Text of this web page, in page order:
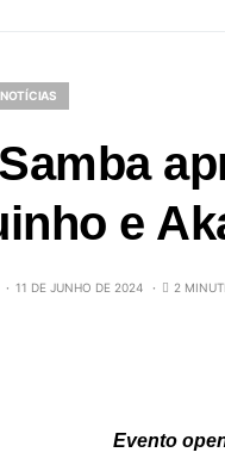
NOTÍCIAS
e
11 DE JUNHO DE 2024 2
Evento